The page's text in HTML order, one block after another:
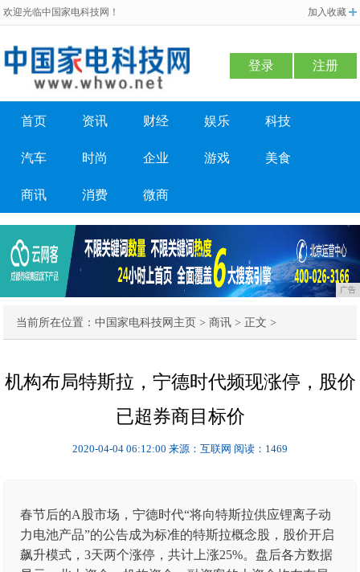
欢迎光临中国家电科技网！ 加入收藏
登录 注册
首页 资讯 财经 娱乐 科技
汽车 时尚 企业 游戏 美食
商讯 消费 微商
广告
当前所在位置：中国家电科技网主页 >商讯 > 正文 >
机构布局特斯拉，宁德时代频现涨停，股价
已超券商目标价
2020-04-04 06:12:00 来源：互联网 阅读：1469
春节后的A股市场，宁德时代“将向特斯拉供应锂离子动
力电池产品”的公告成为标准的特斯拉概念股，股价开启
飙升模式，3天两个涨停，共计上涨25%。盘后各方数据